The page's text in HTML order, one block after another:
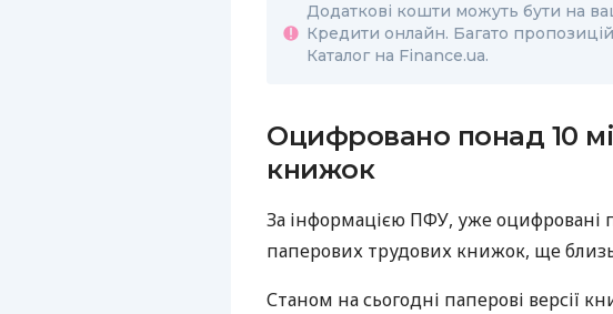
Додаткові кошти можуть бути на
Кредити онлайн. Багато
Каталог на Finance.ua.
Оцифровано понад 10
книжок
За інформацією ПФУ, уже оцифровані
паперових трудових книжок, ще
Станом на сьогодні паперові версії